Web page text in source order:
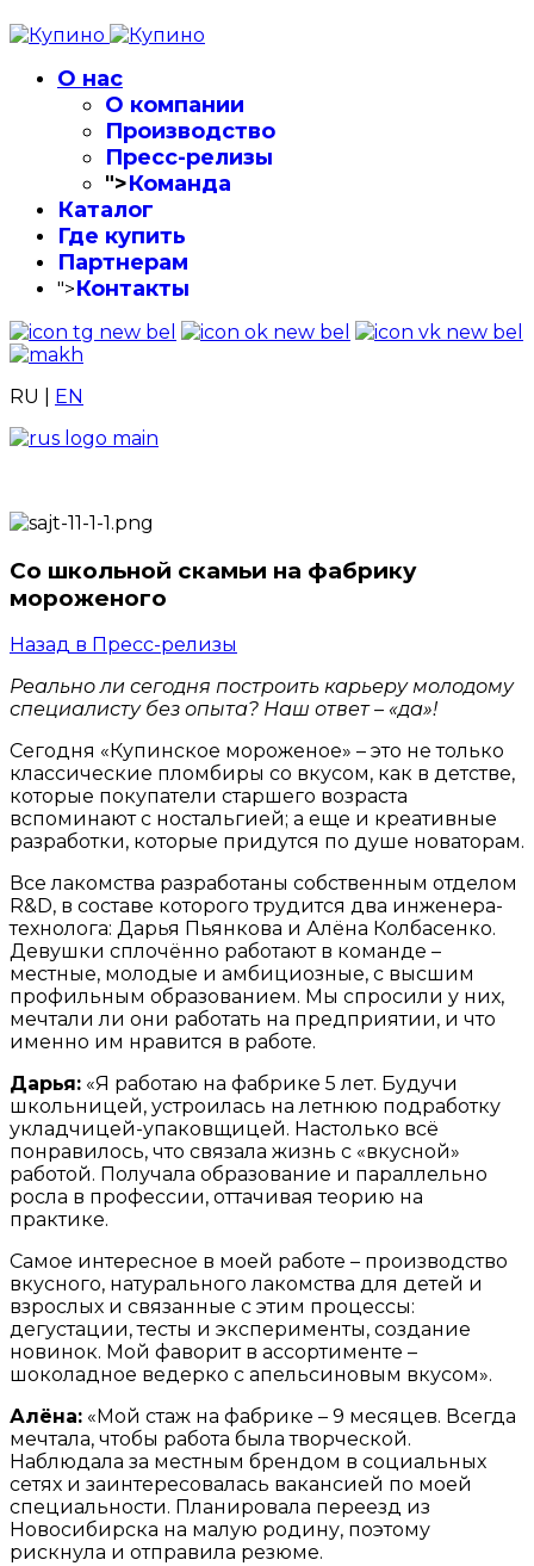
О нас
О компании
Производство
Пресс-релизы
">Команда
Каталог
Где купить
Партнерам
">Контакты
RU EN
Со школьной скамьи на фабрику
мороженого
Назад в Пресс-релизы
Реально ли сегодня построить карьеру молодому
специалисту без опыта? Наш ответ – «да»!
Сегодня «Купинское мороженое» – это не только
классические пломбиры со вкусом, как в детстве,
которые покупатели старшего возраста
вспоминают с ностальгией; а еще и креативные
разработки, которые придутся по душе новаторам.
Все лакомства разработаны собственным отделом
R&D, в составе которого трудится два инженера-
технолога: Дарья Пьянкова и Алёна Колбасенко.
Девушки сплочённо работают в команде –
местные, молодые и амбициозные, с высшим
профильным образованием. Мы спросили у них,
мечтали ли они работать на предприятии, и что
именно им нравится в работе.
Дарья: «Я работаю на фабрике 5 лет. Будучи
школьницей, устроилась на летнюю подработку
укладчицей-упаковщицей. Настолько всё
понравилось, что связала жизнь с «вкусной»
работой. Получала образование и параллельно
росла в профессии, оттачивая теорию на
практике.
Самое интересное в моей работе – производство
вкусного, натурального лакомства для детей и
взрослых и связанные с этим процессы:
дегустации, тесты и эксперименты, создание
новинок. Мой фаворит в ассортименте –
шоколадное ведерко с апельсиновым вкусом».
Алёна: «Мой стаж на фабрике – 9 месяцев. Всегда
мечтала, чтобы работа была творческой.
Наблюдала за местным брендом в социальных
сетях и заинтересовалась вакансией по моей
специальности. Планировала переезд из
Новосибирска на малую родину, поэтому
рискнула и отправила резюме.